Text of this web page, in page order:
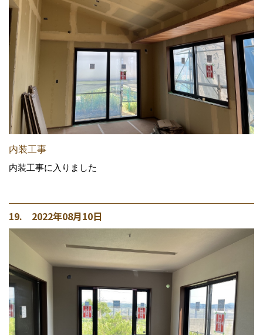
内装工事
内装工事に入りました
19. 2022年08月10日